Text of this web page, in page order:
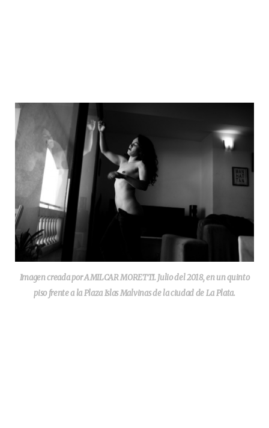
Imagen creada por AMILCAR MORETTI. Julio del 2018, en un quinto
piso frente a la Plaza Islas Malvinas de la ciudad de La Plata.